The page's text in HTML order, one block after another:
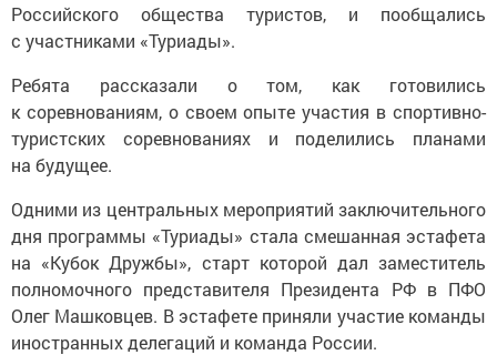
Российского общества туристов, и пообщались
с участниками «Туриады».
Ребята рассказали о том, как готовились
к соревнованиям, о своем опыте участия в спортивно-
туристских соревнованиях и поделились планами
на будущее.
Одними из центральных мероприятий заключительного
дня программы «Туриады» стала смешанная эстафета
на «Кубок Дружбы», старт которой дал заместитель
полномочного представителя Президента РФ в ПФО
Олег Машковцев. В эстафете приняли участие команды
иностранных делегаций и команда России.